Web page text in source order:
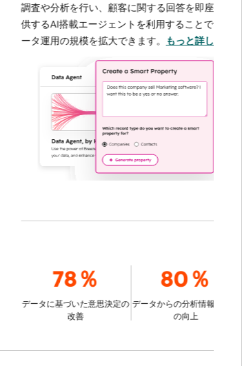
調査や分析を行い、顧客に関する回答を即座に提
供するAI搭載エージェントを利用することで、デ
ータ運用の規模を拡大できます。もっと詳しく
78％
データに基づいた意思決定の
80％
データからの分析情報の取得